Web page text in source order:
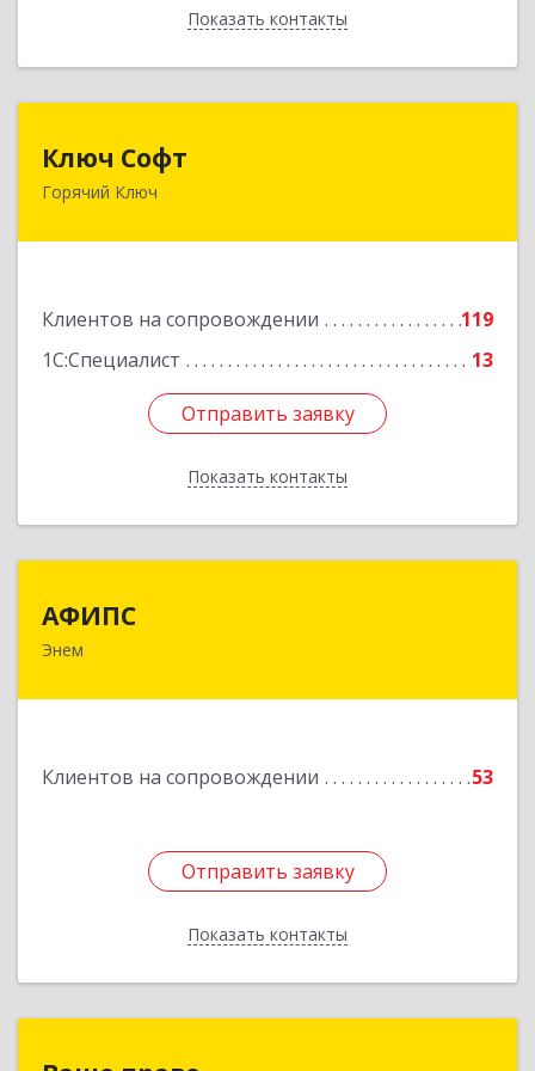
Показать контакты
Назад
Ключ Софт
Горячий Ключ
Клиентов на сопровождении
119
1С:Специалист
13
Отправить заявку
Показать контакты
353287, Краснодарский край, Горячий Ключ г,
Отправить заявку
Назад
АФИПС
Энем
Клиентов на сопровождении 53
Отправить заявку
Показать контакты
385132, Адыгея Респ, Тахтамукайский р-н, Энем
Отправить заявку
Назад